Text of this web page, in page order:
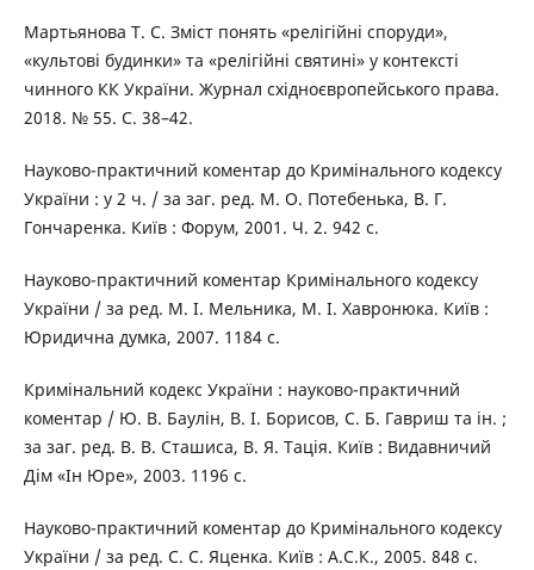
Мартьянова Т. С. Зміст понять «релігійні споруди»,
«культові будинки» та «релігійні святині» у контексті
чинного КК України. Журнал східноєвропейського права.
2018. № 55. С. 38–42.
Науково-практичний коментар до Кримінального кодексу
України : у 2 ч. / за заг. ред. М. О. Потебенька, В. Г.
Гончаренка. Київ : Форум, 2001. Ч. 2. 942 с.
Науково-практичний коментар Кримінального кодексу
України / за ред. М. І. Мельника, М. І. Хавронюка. Київ :
Юридична думка, 2007. 1184 с.
Кримінальний кодекс України : науково-практичний
коментар / Ю. В. Баулін, В. І. Борисов, С. Б. Гавриш та ін. ;
за заг. ред. В. В. Сташиса, В. Я. Тація. Київ : Видавничий
Дім «Ін Юре», 2003. 1196 с.
Науково-практичний коментар до Кримінального кодексу
України / за ред. С. С. Яценка. Київ : А.С.К., 2005. 848 с.